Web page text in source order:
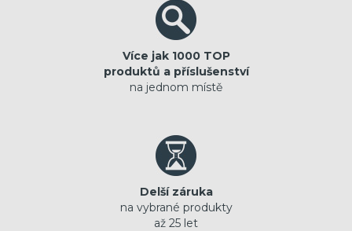
Více jak 1000 TOP
produktů a příslušenství
na jednom místě
Delší záruka
na vybrané produkty
až 25 let